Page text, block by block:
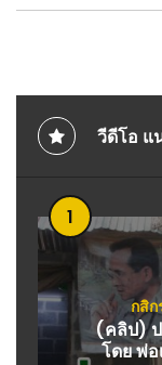
วีดีโอ แ
1
กสิ
(คลิป)
โดย พ่อ